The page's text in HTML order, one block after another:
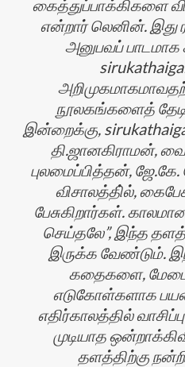
கைத்துப்பாக்கிகளை
என்றார் லெனின். இது
அனுபவப் பாடமாக
நூலகங்களைத்
இன்றைக்கு,
தி.ஜானகிராமன்,
புலமைப்பித்தன்,
விசாலத்தி்ல்,
பேசுகிறார்கள்.
செய்தலே”, இந்த
இருக்க வேண்டும்.
கதைகளை,
எடுகோள்களாக
எதிர்காலத்தில்
முடியாத
தளத்திற்கு